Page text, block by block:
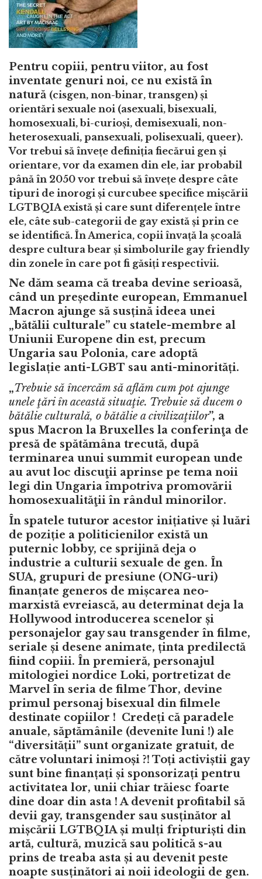
Pentru copiii, pentru viitor, au fost
inventate genuri noi, ce nu există în
natură (cisgen, non-binar, transgen) și
orientări sexuale noi (asexuali, bisexuali,
homosexuali, bi-curioși, demisexuali, non-
heterosexuali, pansexuali, polisexuali, queer).
Vor trebui să învețe definiția fiecărui gen și
orientare, vor da examen din ele, iar probabil
până în 2050 vor trebui să învețe despre câte
tipuri de inorogi și curcubee specifice mișcării
LGTBQIA există și care sunt diferențele între
ele, câte sub-categorii de gay există și prin ce
se identifică. În America, copii învață la școală
despre cultura bear și simbolurile gay friendly
din zonele în care pot fi găsiți respectivii.
Ne dăm seama că treaba devine serioasă,
când un președinte european, Emmanuel
Macron ajunge să susțină ideea unei
„bătălii culturale” cu statele-membre al
Uniunii Europene din est, precum
Ungaria sau Polonia, care adoptă
legislație anti-LGBT sau anti-minorități.
„Trebuie să încercăm să aflăm cum pot ajunge
unele ţări în această situaţie. Trebuie să ducem o
bătălie culturală, o bătălie a civilizaţiilor”, a
spus Macron la Bruxelles la conferinţa de
presă de spătămâna trecută, după
terminarea unui summit european unde
au avut loc discuţii aprinse pe tema noii
legi din Ungaria împotriva promovării
homosexualităţii în rândul minorilor.
În spatele tuturor acestor inițiative și luări
de poziție a politicienilor există un
puternic lobby, ce sprijină deja o
industrie a culturii sexuale de gen. În
SUA, grupuri de presiune (ONG-uri)
finanțate generos de mișcarea neo-
marxistă evreiască, au determinat deja la
Hollywood introducerea scenelor și
personajelor gay sau transgender în filme,
seriale și desene animate, ținta predilectă
fiind copiii. În premieră, personajul
mitologiei nordice Loki, portretizat de
Marvel în seria de filme Thor, devine
primul personaj bisexual din filmele
destinate copiilor ! Credeți că paradele
anuale, săptămânile (devenite luni !) ale
“diversității” sunt organizate gratuit, de
către voluntari inimoși ?! Toți activiștii gay
sunt bine finanțați și sponsorizați pentru
activitatea lor, unii chiar trăiesc foarte
dine doar din asta ! A devenit profitabil să
devii gay, transgender sau susținător al
mișcării LGTBQIA și mulți fripturiști din
artă, cultură, muzică sau politică s-au
prins de treaba asta și au devenit peste
noapte susținători ai noii ideologii de gen.